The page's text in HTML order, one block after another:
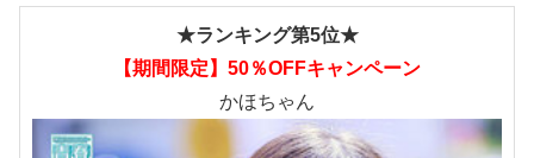
★ランキング第5位★
【期間限定】50％OFFキャンペーン
かほちゃん